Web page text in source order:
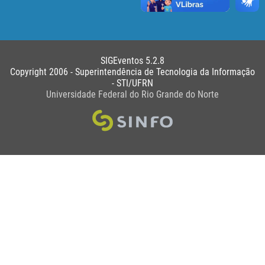
SIGEventos 5.2.8
Copyright 2006 - Superintendência de Tecnologia da Informação
- STI/UFRN
Universidade Federal do Rio Grande do Norte